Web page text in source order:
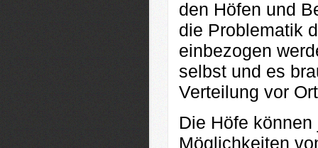
den Höfen und
die Problematik
einbezogen
selbst und es
Verteilung vor
Die Höfe
Möglichkeiten